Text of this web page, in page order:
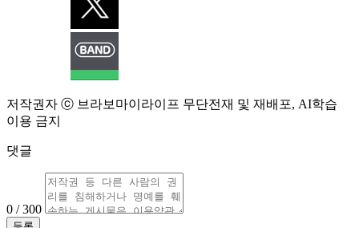
저작권자 ⓒ 브라보마이라이프 무단전재 및 재배포, AI학습
이용 금지
댓글
0 / 300